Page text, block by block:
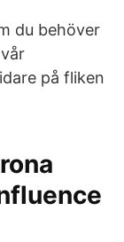
du behöver
på fliken